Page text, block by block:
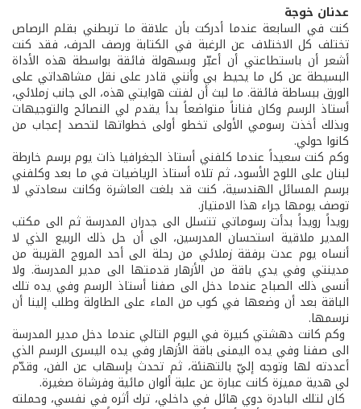
عدنان خوجة
كنت في السابعة عندما أدركت بأن علاقة ما تربطني بقلم الرصاص
تختلف كل الاختلاف عن الرغبة في الكتابة ورصف الحرف، فقد كنت
أشعر أن باستطاعتي أن أعبّر وبسهولة فائقة بواسطة هذه الأداة
البسيطة عن كل ما يحيط بي وأنني قادر على نقل مشاهداتي على
الورق ببساطة فائقة. ما لبث أن لفتت هوايتي هذه، الى جانب زملائي،
أستاذ الرسم وكان فناناً متواضعاً بدأ يقدم لي النصائح والتوجيهات
وبذلك أخذت رسومي الأولى تخطو أولى خطواتها لتحصد إعجاب من
كانوا حولي.
وكم كنت سعيداً عندما كلفني أستاذ الجغرافيا ذات يوم برسم خارطة
لبنان على اللوح الأسود، ثم تلاه أستاذ الرياضيات في ما بعد وكلفني
برسم المسائل الهندسية، كنت قد بلغت العاشرة وكانت سعادتي لا
توصف يومها جراء هذا الامتياز.
رويداً رويداً بدأت رسوماتي تتسلل الى جدران المدرسة ثم الى مكتب
المدير ملاقية استحسان المدرسين، الى أن حل ذلك الربيع الذي لا
أنساه يوم عدت برفقة زملائي من رحلة الى أحد المروج القريبة من
مدينتي وفي يدي باقة من الأزهار قدمتها الى مدير المدرسة. ولا
أنسى ذلك الصباح عندما دخل الى صفنا أستاذ الرسم وفي يده تلك
الباقة بعد أن وضعها في كوب من الماء على الطاولة وطلب إلينا أن
نرسمها.
وكم كانت دهشتي كبيرة في اليوم التالي عندما دخل مدير المدرسة
الى صفنا وفي يده اليمنى باقة الأزهار وفي يده اليسرى الرسم الذي
أعددته لها وتوجه إليّ بالتهنئة، ثم تحدث بإسهاب عن الفن، وقدّم
لي هدية مميزة كانت عبارة عن علبة ألوان مائية وفرشاة صغيرة.
كان لتلك البادرة دوي هائل في داخلي، ترك أثره في نفسي، وحملته